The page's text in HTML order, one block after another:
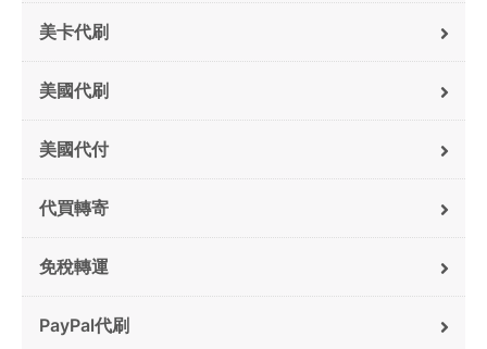
美卡代刷
美國代刷
美國代付
代買轉寄
免稅轉運
PayPal代刷